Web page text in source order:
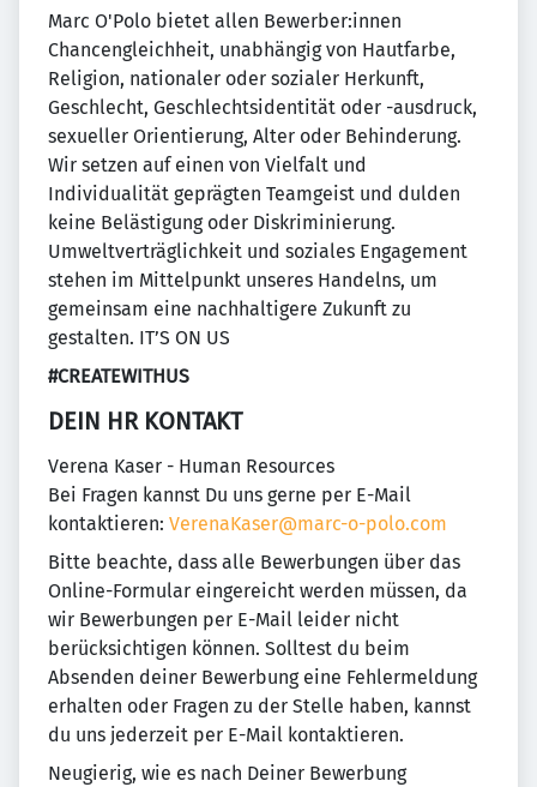
Marc O'Polo bietet allen Bewerber:innen
Chancengleichheit, unabhängig von Hautfarbe,
Religion, nationaler oder sozialer Herkunft,
Geschlecht, Geschlechtsidentität oder -ausdruck,
sexueller Orientierung, Alter oder Behinderung.
Wir setzen auf einen von Vielfalt und
Individualität geprägten Teamgeist und dulden
keine Belästigung oder Diskriminierung.
Umweltverträglichkeit und soziales Engagement
stehen im Mittelpunkt unseres Handelns, um
gemeinsam eine nachhaltigere Zukunft zu
gestalten. IT’S ON US
#CREATEWITHUS
DEIN HR KONTAKT
Verena Kaser - Human Resources
Bei Fragen kannst Du uns gerne per E-Mail
kontaktieren: VerenaKaser@marc-o-polo.com
Bitte beachte, dass alle Bewerbungen über das
Online-Formular eingereicht werden müssen, da
wir Bewerbungen per E-Mail leider nicht
berücksichtigen können. Solltest du beim
Absenden deiner Bewerbung eine Fehlermeldung
erhalten oder Fragen zu der Stelle haben, kannst
du uns jederzeit per E-Mail kontaktieren.
Neugierig, wie es nach Deiner Bewerbung